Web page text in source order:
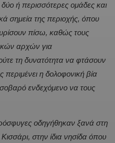
ή περισσότερες ομάδες και
σημεία της περιοχής, όπου
πίσω, καθώς τους
αρχών για
τη δυνατότητα να φτάσουν
η δολοφονική βία
ενδεχόμενο να τους
οδηγήθηκαν ξανά στη
στην ίδια νησίδα όπου